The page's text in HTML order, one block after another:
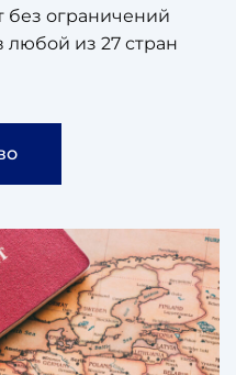
без ограничений
любой из 27 стран